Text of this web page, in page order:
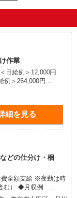
作業
日給例＞12,000円
例＞264,000円
能力等による
細を見る
どの仕分け・梱
費全額支給 ※夜勤は時
収例
〜19時 週5日勤務の